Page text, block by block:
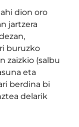
dion oro
jartzera
buruzko
zaizkio (salbu
eta
berdina bi
delarik